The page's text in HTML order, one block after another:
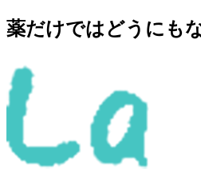
薬だけではどうにも